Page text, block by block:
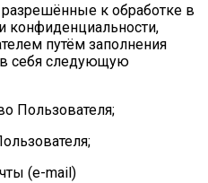
к обработке в
конфиденциальности,
путём заполнения
себя следующую
Пользователя;
(e-mail)